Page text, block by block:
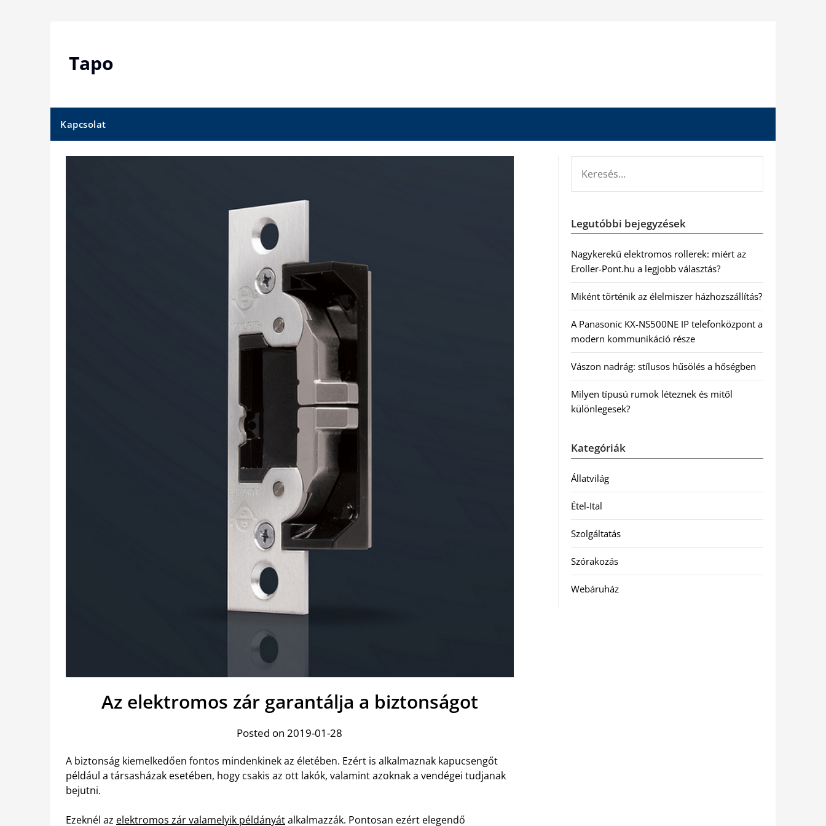
Tapo
Kapcsolat
Az elektromos zár garantálja a biztonságot
Posted on 2019-01-28
A biztonság kiemelkedően fontos mindenkinek az életében. Ezért is alkalmaznak kapucsengőt
például a társasházak esetében, hogy csakis az ott lakók, valamint azoknak a vendégei tudjanak
bejutni.
Ezeknél az elektromos zár valamelyik példányátalkalmazzák. Pontosan ezért elegendő
Legutóbbi bejegyzések
Nagykerekű elektromos rollerek: miért az
Eroller-Pont.hu a legjobb választás?
Miként történik az élelmiszer házhozszállítás?
A Panasonic KX-NS500NE IP telefonközpont a
modern kommunikáció része
Vászon nadrág: stílusos hűsölés a hőségben
Milyen típusú rumok léteznek és mitől
különlegesek?
Kategóriák
Állatvilág
Étel-Ital
Szolgáltatás
Szórakozás
Webáruház